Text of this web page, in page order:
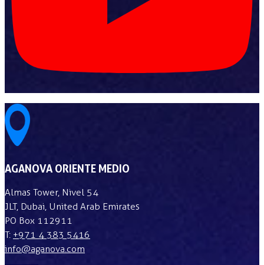
AGANOVA ORIENTE MEDIO
Almas Tower, Nivel 54
JLT, Dubai, United Arab Emirates
PO Box 112911
T: +971 4 383 5416
info@aganova.com